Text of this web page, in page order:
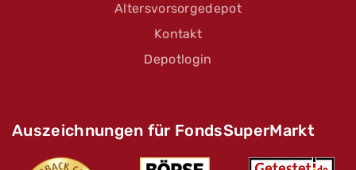
Altersvorsorgedepot
Kontakt
Depotlogin
Auszeichnungen für FondsSuperMarkt